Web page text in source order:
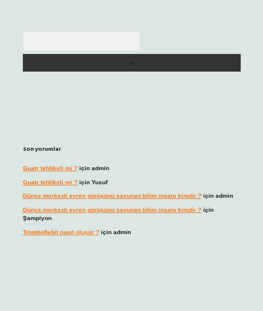
Son yorumlar
Guatr tehlikeli mi ?için admin
Guatr tehlikeli mi ?için Yusuf
Dünya merkezli evren görüşünü savunan bilim insanı kimdir ?için admin
Dünya merkezli evren görüşünü savunan bilim insanı kimdir ?için
Şampiyon
Tromboflebit nasıl oluşur ?için admin